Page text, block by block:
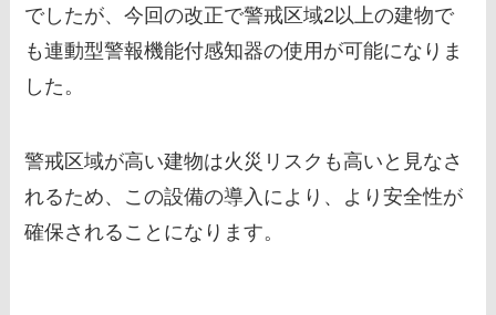
でしたが、今回の改正で警戒区域2以上の建物で
も連動型警報機能付感知器の使用が可能になりま
した。
警戒区域が高い建物は火災リスクも高いと見なさ
れるため、この設備の導入により、より安全性が
確保されることになります。